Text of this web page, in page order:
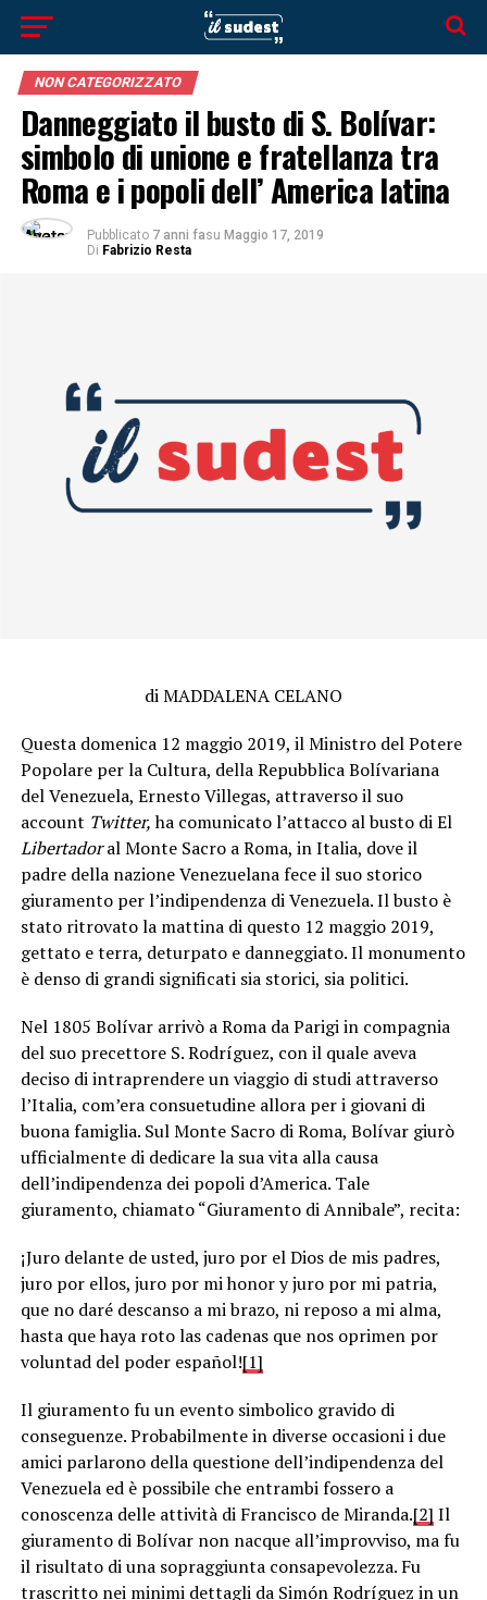
NON CATEGORIZZATO
Danneggiato il busto di S. Bolívar:
simbolo di unione e fratellanza tra
Roma e i popoli dell’ America latina
Pubblicato 7 anni fasu Maggio 17, 2019
Di Fabrizio Resta
di MADDALENA CELANO
Questa domenica 12 maggio 2019, il Ministro del Potere
Popolare per la Cultura, della Repubblica Bolívariana
del Venezuela, Ernesto Villegas, attraverso il suo
account Twitter,ha comunicato l’attacco al busto di El
Libertadoral Monte Sacro a Roma, in Italia, dove il
padre della nazione Venezuelana fece il suo storico
giuramento per l’indipendenza di Venezuela. Il busto è
stato ritrovato la mattina di questo 12 maggio 2019,
gettato e terra, deturpato e danneggiato. Il monumento
è denso di grandi significati sia storici, sia politici.
Nel 1805 Bolívar arrivò a Roma da Parigi in compagnia
del suo precettore S. Rodríguez, con il quale aveva
deciso di intraprendere un viaggio di studi attraverso
l’Italia, com’era consuetudine allora per i giovani di
buona famiglia. Sul Monte Sacro di Roma, Bolívar giurò
ufficialmente di dedicare la sua vita alla causa
dell’indipendenza dei popoli d’America. Tale
giuramento, chiamato “Giuramento di Annibale”, recita:
¡Juro delante de usted, juro por el Dios de mis padres,
juro por ellos, juro por mi honor y juro por mi patria,
que no daré descanso a mi brazo, ni reposo a mi alma,
hasta que haya roto las cadenas que nos oprimen por
voluntad del poder español![1]
Il giuramento fu un evento simbolico gravido di
conseguenze. Probabilmente in diverse occasioni i due
amici parlarono della questione dell’indipendenza del
Venezuela ed è possibile che entrambi fossero a
conoscenza delle attività di Francisco de Miranda.[2] Il
giuramento di Bolívar non nacque all’improvviso, ma fu
il risultato di una sopraggiunta consapevolezza. Fu
trascritto nei minimi dettagli da Simón Rodríguez in un